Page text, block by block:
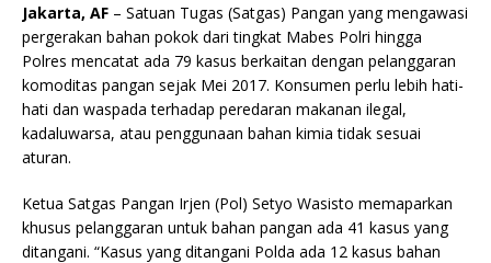
Jakarta, AF – Satuan Tugas (Satgas) Pangan yang mengawasi
pergerakan bahan pokok dari tingkat Mabes Polri hingga
Polres mencatat ada 79 kasus berkaitan dengan pelanggaran
komoditas pangan sejak Mei 2017. Konsumen perlu lebih hati-
hati dan waspada terhadap peredaran makanan ilegal,
kadaluwarsa, atau penggunaan bahan kimia tidak sesuai
aturan.
Ketua Satgas Pangan Irjen (Pol) Setyo Wasisto memaparkan
khusus pelanggaran untuk bahan pangan ada 41 kasus yang
ditangani. “Kasus yang ditangani Polda ada 12 kasus bahan